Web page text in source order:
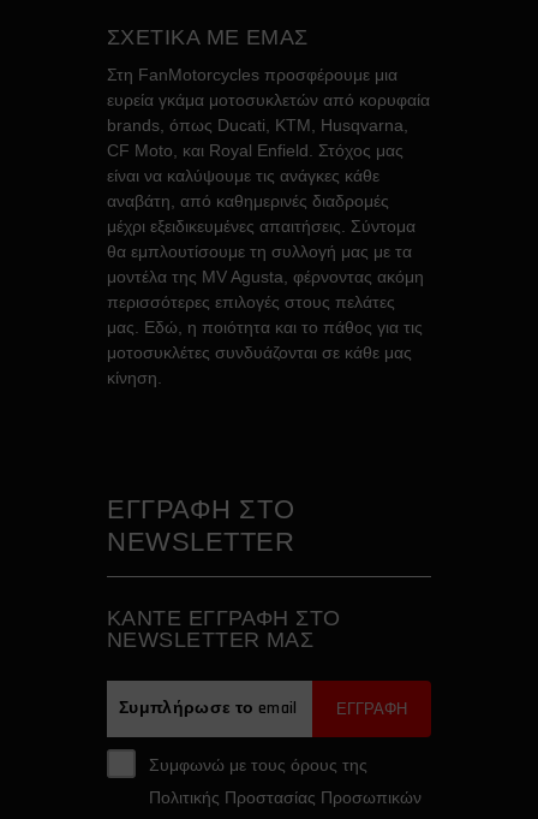
ΣΧΕΤΙΚΑ ΜΕ ΕΜΑΣ
Στη FanMotorcycles προσφέρουμε μια
ευρεία γκάμα μοτοσυκλετών από κορυφαία
brands, όπως Ducati, KTM, Husqvarna,
CF Moto, και Royal Enfield. Στόχος μας
είναι να καλύψουμε τις ανάγκες κάθε
αναβάτη, από καθημερινές διαδρομές
μέχρι εξειδικευμένες απαιτήσεις. Σύντομα
θα εμπλουτίσουμε τη συλλογή μας με τα
μοντέλα της MV Agusta, φέρνοντας ακόμη
περισσότερες επιλογές στους πελάτες
μας. Εδώ, η ποιότητα και το πάθος για τις
μοτοσυκλέτες συνδυάζονται σε κάθε μας
κίνηση.
ΕΓΓΡΑΦΗ ΣΤΟ
NEWSLETTER
ΚAΝΤΕ ΕΓΓΡΑΦH ΣΤΟ
NEWSLETTER ΜΑΣ
ΕΓΓΡΑΦΗ
Συμφωνώ με τους όρους της
Πολιτικής Προστασίας Προσωπικών